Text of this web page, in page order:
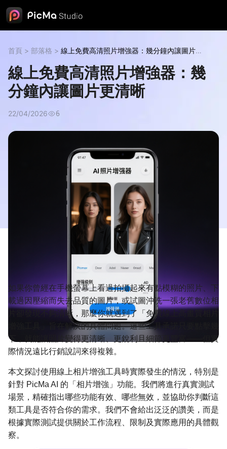
首頁 > 部落格 > 線上免費高清照片增強器：幾分鐘內讓圖片更
線上免費高清照片增強器：幾
分鐘內讓圖片更清晰
22/04/2026 6
如果你曾經在手機螢幕上看過拍攝起來有點模糊的照片、下
載過因壓縮而失去品質的圖片，或試圖沖洗一張老舊數位相
片卻發現不夠清晰，那麼你就遇到了「免費線上高畫質相片
增強工具」旨在解決的具體問題。這些工具承諾只要點擊幾
下，就能讓照片變得更清晰、更銳利且細節更豐富——但實
際情況遠比行銷說詞來得複雜。
本文探討使用線上相片增強工具時實際發生的情況，特別是
針對 PicMa AI 的「相片增強」功能。我們將進行真實測試
場景，精確指出哪些功能有效、哪些無效，並協助你判斷這
類工具是否符合你的需求。我們不會給出泛泛的讚美，而是
根據實際測試提供關於工作流程、限制及實際應用的具體觀
察。